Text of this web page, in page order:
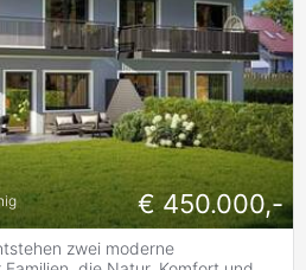
€ 450.000,-
zwei moderne